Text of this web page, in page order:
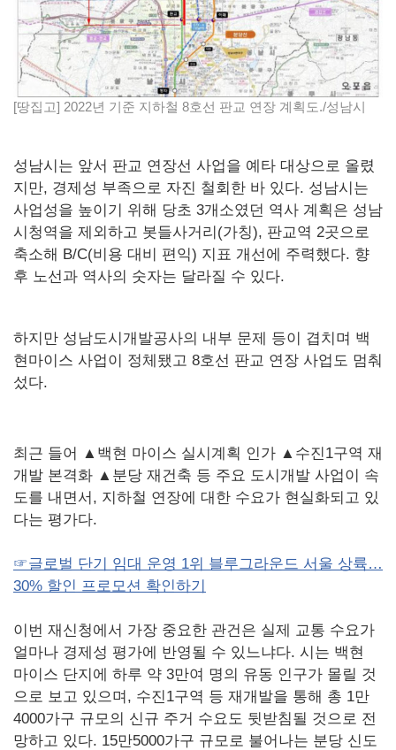
[땅집고] 2022년 기준 지하철 8호선 판교 연장 계획도./성남시
성남시는 앞서 판교 연장선 사업을 예타 대상으로 올렸
지만, 경제성 부족으로 자진 철회한 바 있다. 성남시는
사업성을 높이기 위해 당초 3개소였던 역사 계획은 성남
시청역을 제외하고 봇들사거리(가칭), 판교역 2곳으로
축소해 B/C(비용 대비 편익) 지표 개선에 주력했다. 향
후 노선과 역사의 숫자는 달라질 수 있다.
하지만 성남도시개발공사의 내부 문제 등이 겹치며 백
현마이스 사업이 정체됐고 8호선 판교 연장 사업도 멈춰
섰다.
최근 들어 ▲백현 마이스 실시계획 인가 ▲수진1구역 재
개발 본격화 ▲분당 재건축 등 주요 도시개발 사업이 속
도를 내면서, 지하철 연장에 대한 수요가 현실화되고 있
다는 평가다.
☞글로벌 단기 임대 운영 1위 블루그라운드 서울 상륙…
30% 할인 프로모션 확인하기
이번 재신청에서 가장 중요한 관건은 실제 교통 수요가
얼마나 경제성 평가에 반영될 수 있느냐다. 시는 백현
마이스 단지에 하루 약 3만여 명의 유동 인구가 몰릴 것
으로 보고 있으며, 수진1구역 등 재개발을 통해 총 1만
4000가구 규모의 신규 주거 수요도 뒷받침될 것으로 전
망하고 있다. 15만5000가구 규모로 불어나는 분당 신도